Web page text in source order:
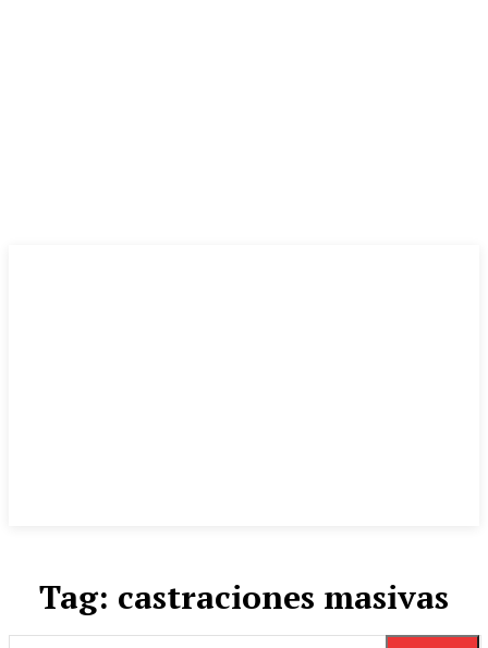
Tag: castraciones masivas